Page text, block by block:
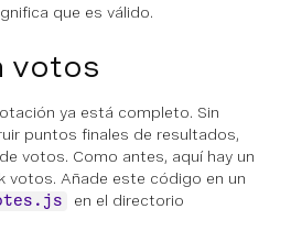
que es válido.
votos
ya está completo. Sin
puntos finales de resultados,
votos. Como antes, aquí hay un
votos. Añade este código en un
en el directorio